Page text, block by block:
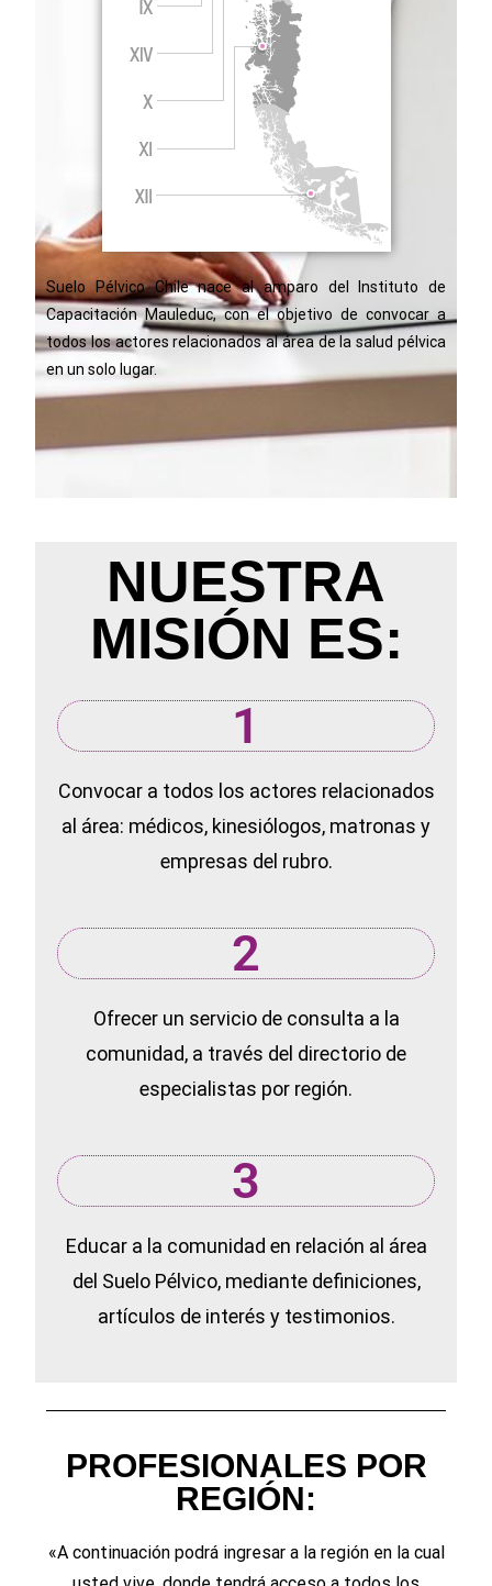
Suelo Pélvico Chile nace al amparo del Instituto de
Capacitación Mauleduc, con el objetivo de convocar a
todos los actores relacionados al área de la salud pélvica
en un solo lugar.
NUESTRA
MISIÓN ES:
1
Convocar a todos los actores relacionados
al área: médicos, kinesiólogos, matronas y
empresas del rubro.
2
Ofrecer un servicio de consulta a la
comunidad, a través del directorio de
especialistas por región.
3
Educar a la comunidad en relación al área
del Suelo Pélvico, mediante definiciones,
artículos de interés y testimonios.
PROFESIONALES POR
REGIÓN:
«A continuación podrá ingresar a la región en la cual